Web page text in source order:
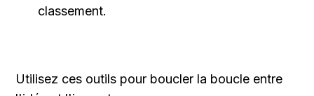
classement.
Utilisez ces outils pour boucler la boucle entre